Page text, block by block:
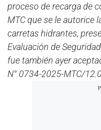
proceso de recarga de
MTC que se le autorice
carretas hidrantes,
Evaluación de
fue también ayer
N° 0734-2025-MTC/